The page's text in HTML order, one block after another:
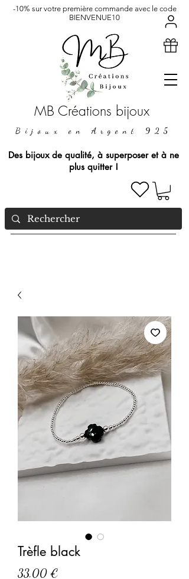
MB Créations bijoux
Bijoux en Argent 925
Des bijoux de qualité, à superposer et à ne
plus quitter !
-10% sur votre première commande avec le code
BIENVENUE10
Trèfle black
33,00 €